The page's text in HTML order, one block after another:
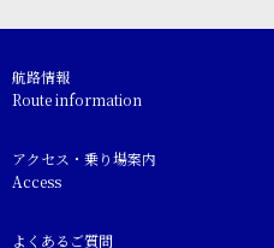
航路情報
Route information
アクセス・乗り場案内
Access
よくあるご質問